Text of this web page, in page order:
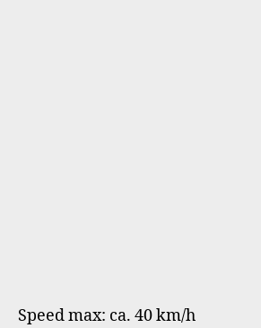
Speed max: ca. 40 km/h